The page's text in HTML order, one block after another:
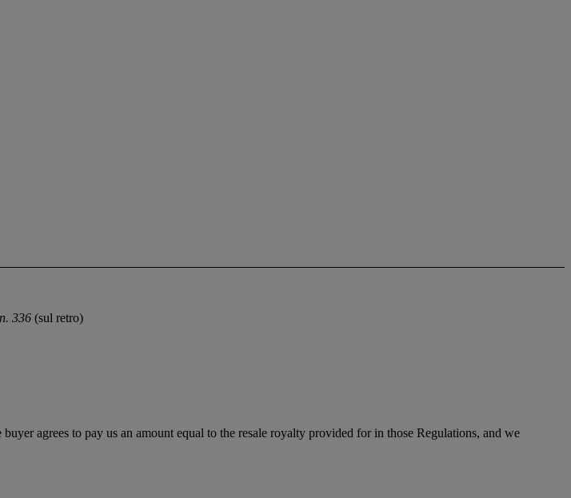
336 (sul retro)
agrees to pay us an amount equal to the resale royalty provided for in those Regulations, and we